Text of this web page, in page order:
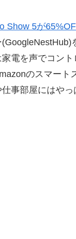
Show 5が
電を声でコン
のスマート
仕事部屋にはや